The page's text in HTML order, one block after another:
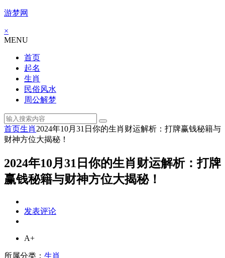
游梦网
×
MENU
首页
起名
生肖
民俗风水
周公解梦
首页生肖 2024年10月31日你的生肖财运解析：打牌赢钱秘籍与
财神方位大揭秘！
2024年10月31日你的生肖财运解析：打牌
赢钱秘籍与财神方位大揭秘！
发表评论
A+
所属分类： 生肖